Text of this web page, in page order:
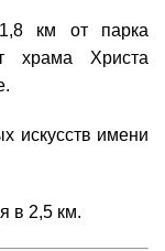
км от парка
храма Христа
искусств имени
в 2,5 км.